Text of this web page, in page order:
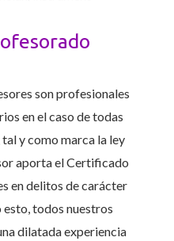
son profesionales
en el caso de todas
y como marca la ley
aporta el Certificado
en delitos de carácter
todos nuestros
dilatada experiencia